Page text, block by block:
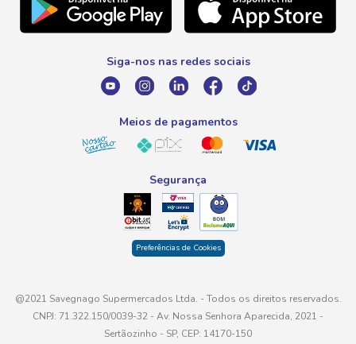
Promoção Fim de Ano
Telefone
0800 016 6680
atendimento@savegnago.com.br
Siga-nos nas redes sociais
Meios de pagamentos
Segurança
Preferências de Cookies
@2021 Savegnago Supermercados Ltda. - Todos os direitos reservados.
CNPJ: 71.322.150/0039-32 - Av. Nossa Senhora Aparecida, 2021 -
Sertãozinho - SP, CEP: 14170-150